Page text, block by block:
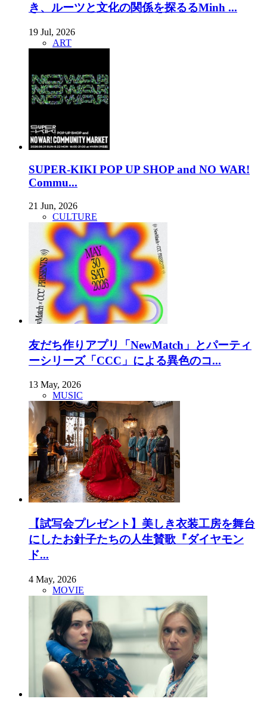
き、ルーツと文化の関係を探るるMinh ...
19 Jul, 2026
ART
SUPER-KIKI POP UP SHOP and NO WAR!
Commu...
21 Jun, 2026
CULTURE
友だち作りアプリ「NewMatch」とパーティ
ーシリーズ「CCC」による異色のコ...
13 May, 2026
MUSIC
【試写会プレゼント】美しき衣装工房を舞台
にしたお針子たちの人生賛歌『ダイヤモン
ド...
4 May, 2026
MOVIE